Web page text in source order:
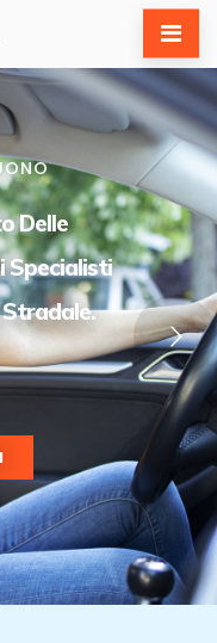
Delle
Specialisti
Stradale.